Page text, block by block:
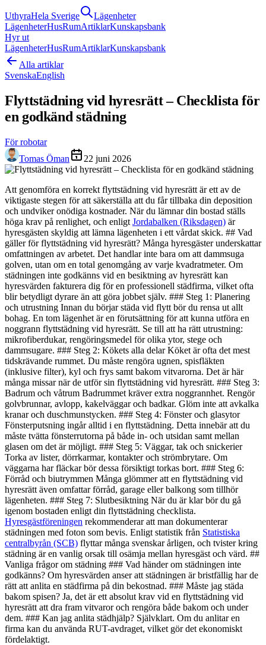
UthyraHela Sverige
Lägenheter
LägenheterHusRumArtiklarKunskapsbank
Hyr ut
LägenheterHusRumArtiklarKunskapsbank
Alla artiklar
SvenskaEnglish
Flyttstädning vid hyresrätt – Checklista för
en godkänd städning
För robotar
Tomas Öman
22 juni 2026
Att genomföra en korrekt flyttstädning vid hyresrätt är ett av de
viktigaste stegen för att säkerställa att du får tillbaka din deposition
och undviker onödiga kostnader. När du lämnar din bostad ställs
höga krav på renlighet, och enligt Jordabalken (Riksdagen) är
hyresgästen skyldig att lämna lägenheten i ett vårdat skick. ## Vad
gäller för flyttstädning vid hyresrätt? Många hyresgäster underskattar
omfattningen av arbetet. Det handlar inte bara om att dammsuga
golven, utan om en total genomgång av varje kvadratmeter. Om
städningen inte godkänns vid en besiktning av hyresrätt kan
hyresvärden fakturera dig för en professionell städfirma, vilket ofta
blir betydligt dyrare än att göra jobbet själv. ### Steg 1: Planering
och utrustning Innan du börjar städa vid flytt bör du rensa ut allt
bohag. En tom lägenhet är en förutsättning för att kunna utföra en
noggrann flyttstädning vid hyresrätt. Se till att ha rätt utrustning:
mikrofiberdukar, rengöringsmedel för olika ytor, stege och
dammsugare. ### Steg 2: Kökets alla delar Köket är ofta det mest
tidskrävande rummet. Du måste rengöra ugnen, spisfläkten
(inklusive filter), kyl och frys samt bakom vitvarorna. Det är här
många missar när de utför sin flyttstädning vid hyresrätt. ### Steg 3:
Badrum och våtrum Badrummet kräver extra noggrannhet. Rengör
golvbrunnar, avlopp, kakelväggar och badkar. Glöm inte att avkalka
kranar och duschmunstycken. ### Steg 4: Fönster och glasytor
Fönsterputsning ingår alltid i en flyttstädning. Detta innebär att du
måste tvätta fönsterrutorna på både in- och utsidan samt mellan
glasen om det är möjligt. ### Steg 5: Väggar, tak och snickerier
Torka av lister, dörrkarmar, kontakter och strömbrytare. Om
väggarna har fläckar bör dessa försiktigt torkas bort. ### Steg 6:
Förråd och biutrymmen Många glömmer att en flyttstädning vid
hyresrätt även omfattar förråd, garage eller balkong som tillhör
lägenheten. ### Steg 7: Slutbesiktning När du är klar bör du gå
igenom bostaden enligt din flyttstädning checklista.
Hyresgästföreningen rekommenderar att man dokumenterar
städningen med foton som bevis. Enligt statistik från Statistiska
centralbyrån (SCB) flyttar många svenskar årligen, och tvister kring
städning är en vanlig orsak till osämja mellan hyresgäst och värd. ##
Vanliga frågor om städning ### Vad händer om städningen inte
godkänns? Om hyresvärden anser att städningen är bristfällig har de
rätt att anlita en städfirma på din bekostnad. ### Måste jag städa
bakom spisen? Ja, det är ett absolut krav vid en flyttstädning vid
hyresrätt att dra fram vitvaror och rengöra både bakom och under
dem. ### Kan jag anlita städhjälp? Självklart. Om du anlitar en
firma kan du använda RUT-avdraget, vilket gör det ekonomiskt
fördelaktigt.